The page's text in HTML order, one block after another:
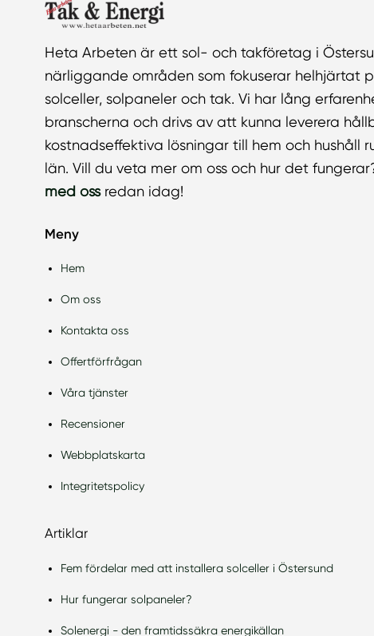
Heta Arbeten är ett sol- och takföretag i
närliggande områden som fokuserar helhjärtat
solceller, solpaneler och tak. Vi har lång
branscherna och drivs av att kunna leverera
kostnadseffektiva lösningar till hem och hushåll
län. Vill du veta mer om oss och hur det
med ossredan idag!
Meny
Hem
Om oss
Kontakta oss
Offertförfrågan
Våra tjänster
Recensioner
Webbplatskarta
Integritetspolicy
Artiklar
Fem fördelar med att installera solceller i Östersund
Hur fungerar solpaneler?
Solenergi - den framtidssäkra energikällan